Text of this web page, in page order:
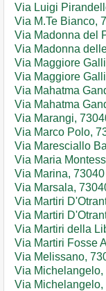
Via Luigi
Via M.Te Bianco,
Via Madonna del
Via Madonna
Via Maggiore
Via Maggiore
Via Mahatma
Via Mahatma
Via Marangi,
Via Marco Polo,
Via Maresciallo
Via Maria
Via Marina,
Via Marsala,
Via Martiri
Via Martiri
Via Martiri della
Via Martiri Fosse
Via Melissano,
Via Michelangelo,
Via Michelangelo,